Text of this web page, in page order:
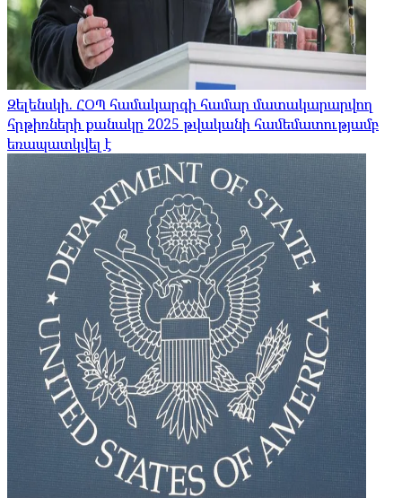
Զելենսկի. ՀՕՊ համակարգի համար մատակարարվող
հրթիռների քանակը 2025 թվականի համեմատությամբ
եռապատկվել է